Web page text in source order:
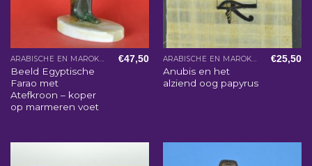
ARABISCHE EN MAROKKAANSE WOONACCESSOIRES
Beeld Egyptische
Farao met
Atefkroon – koper
op marmeren voet
€47,50 ARABISCHE EN MAROKKAANSE WOONACCESSOIRES
Anubis en het
alziend oog papyrus
€25,50